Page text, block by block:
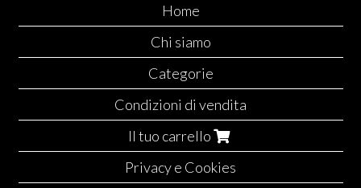
Home
Chi siamo
Categorie
Condizioni di vendita
Il tuo carrello
Privacy e Cookies